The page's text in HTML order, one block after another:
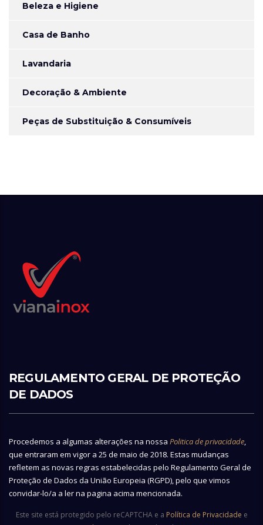
Beleza e Higiene
Casa de Banho
Lavandaria
Decoração & Ambiente
Peças de Substituição & Consumíveis
REGULAMENTO GERAL DE PROTEÇÃO
DE DADOS
Procedemos a algumas alterações na nossa Politica de privacidade,
que entraram em vigor a 25 de maio de 2018. Estas mudanças
refletem as novas regras estabelecidas pelo Regulamento Geral de
Proteção de Dados da União Europeia (RGPD), pelo que vimos
convidar-lo/a a ler na pagina acima mencionada.
Este site está protegido pelo reCAPTCHA e a Política de Privacidade e